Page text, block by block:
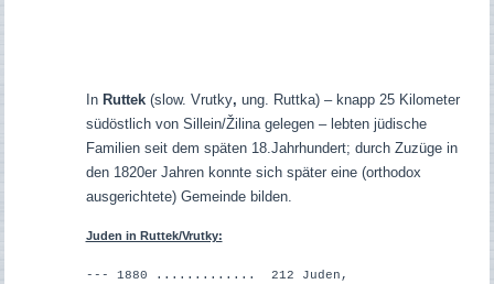
n Ruttek(slow. Vrutky, ung. Ruttka) – knapp 25 Kilometer
südöstlich von Sillein/Žilina gelegen – lebten jüdische
Familien seit dem späten 18.Jahrhundert; durch Zuzüge in
den 1820er Jahren konnte sich später eine (orthodox
ausgerichtete) Gemeinde bilden.
Juden in Ruttek/Vrutky:
--- 1880 ............. 212 Juden,